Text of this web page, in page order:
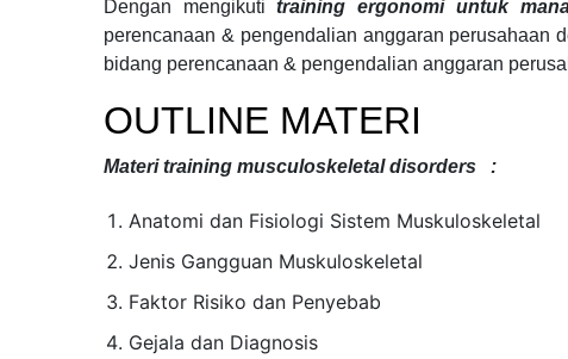
Dengan mengikuti training ergonomi untuk
perencanaan & pengendalian anggaran perusahaan
bidang perencanaan & pengendalian anggaran
OUTLINE MATERI
Materitraining musculoskeletal disorders :
Anatomi dan Fisiologi Sistem Muskuloskeletal
Jenis Gangguan Muskuloskeletal
Faktor Risiko dan Penyebab
Gejala dan Diagnosis